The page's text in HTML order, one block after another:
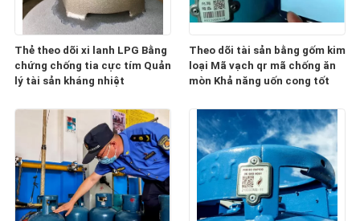
Thẻ theo dõi xi lanh LPG Bằng
chứng chống tia cực tím Quản
lý tài sản kháng nhiệt
Theo dõi tài sản bằng gốm kim
loại Mã vạch qr mã chống ăn
mòn Khả năng uốn cong tốt